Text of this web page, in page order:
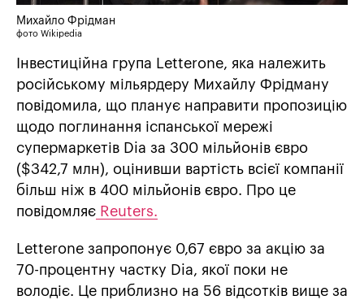
Михайло Фрідман
фото Wikipedia
Інвестиційна група Letterone, яка належить
російському мільярдеру Михайлу Фрідману
повідомила, що планує направити пропозицію
щодо поглинання іспанської мережі
супермаркетів Dia за 300 мільйонів євро
($342,7 млн), оцінивши вартість всієї компанії
більш ніж в 400 мільйонів євро. Про це
повідомляє Reuters.
Letterone запропонує 0,67 євро за акцію за
70-процентну частку Dia, якої поки не
володіє. Це приблизно на 56 відсотків вище за